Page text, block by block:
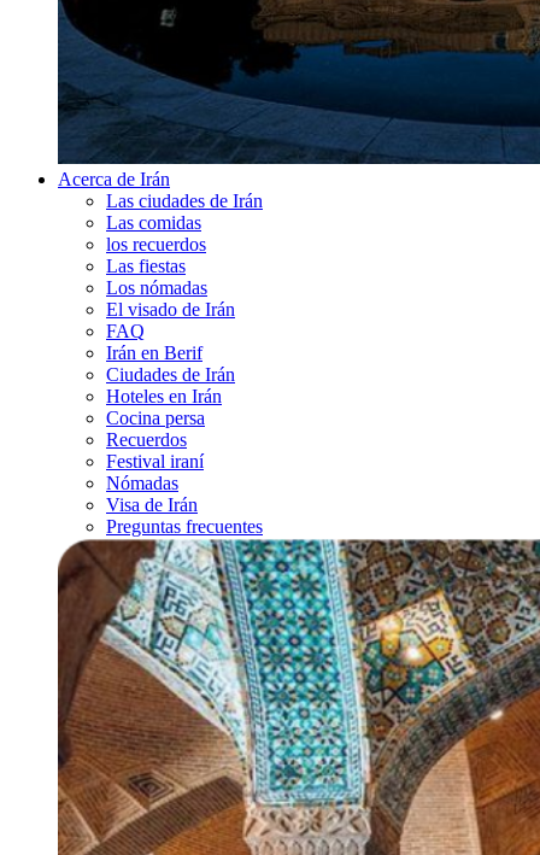
Acerca de Irán
Las ciudades de Irán
Las comidas
los recuerdos
Las fiestas
Los nómadas
El visado de Irán
FAQ
Irán en Berif
Ciudades de Irán
Hoteles en Irán
Cocina persa
Recuerdos
Festival iraní
Nómadas
Visa de Irán
Preguntas frecuentes